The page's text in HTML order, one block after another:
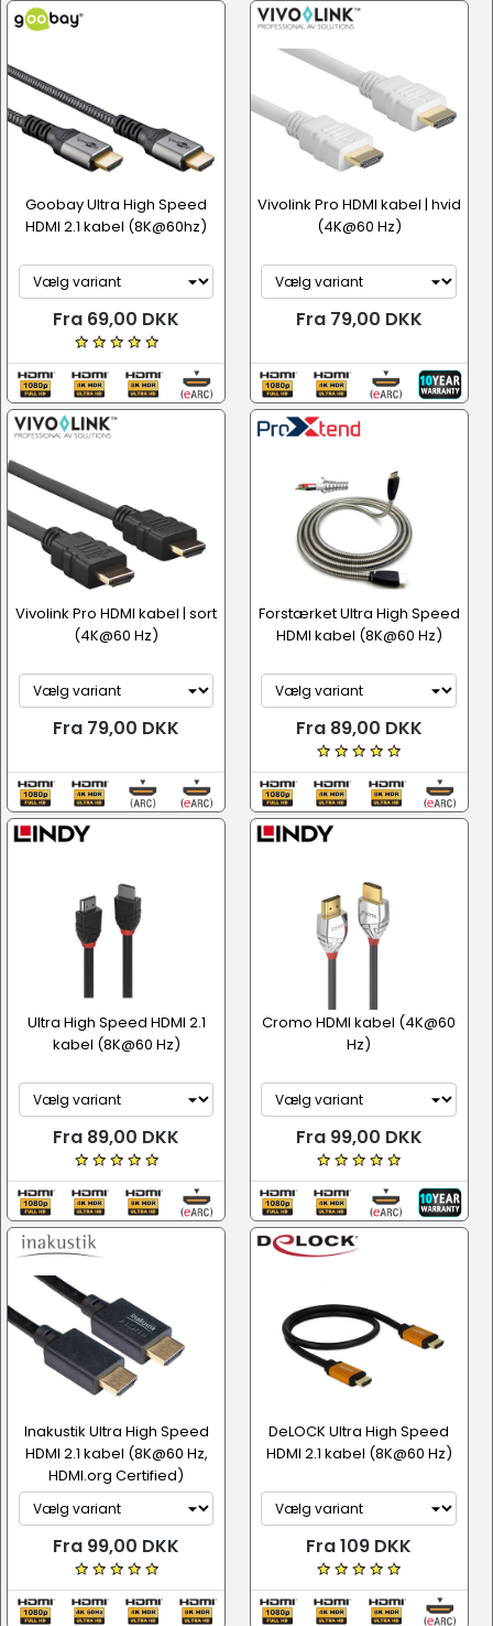
Goobay Ultra High Speed
HDMI 2.1 kabel (8K@60hz)
Fra 69,00 DKK
Vivolink Pro HDMI kabel | hvid
(4K@60 Hz)
Fra 79,00 DKK
Vivolink Pro HDMI kabel | sort
(4K@60 Hz)
Fra 79,00 DKK
Forstærket Ultra High Speed
HDMI kabel (8K@60 Hz)
Fra 89,00 DKK
Ultra High Speed HDMI 2.1
kabel (8K@60 Hz)
Fra 89,00 DKK
Cromo HDMI kabel (4K@60
Hz)
Fra 99,00 DKK
Inakustik Ultra High Speed
HDMI 2.1 kabel (8K@60 Hz,
HDMI.org Certified)
Fra 99,00 DKK
DeLOCK Ultra High Speed
HDMI 2.1 kabel (8K@60 Hz)
Fra 109 DKK